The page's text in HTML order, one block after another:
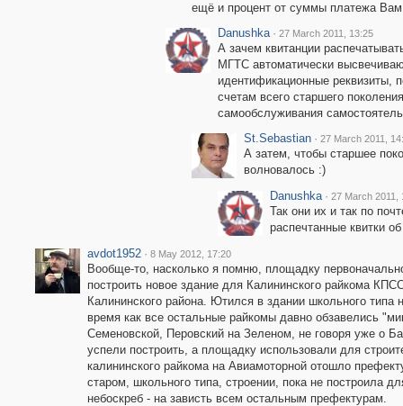
ещё и процент от суммы платежа
Danushka · 27 March 2011, 13:25
А зачем квитанции
МГТС автоматически
идентификационные реквизиты,
счетам всего старшего
самообслуживания
St.Sebastian · 27 March 2011,
А затем, чтобы старшее
волновалось :)
Danushka · 27 March 2011,
Так они их и так по
распечтанные квитки
avdot1952 · 8 May 2012, 17:20
Вообще-то, насколько я помню, площадку
построить новое здание для Калининского райкома
Калининского района. Ютился в здании школьного
время как все остальные райкомы давно обзавелись
Семеновской, Перовский на Зеленом, не говоря уже о
успели построить, а площадку использовали для
калининского райкома на Авиамоторной отошло
старом, школьного типа, строении, пока не построила
небоскреб - на зависть всем остальным префектурам.